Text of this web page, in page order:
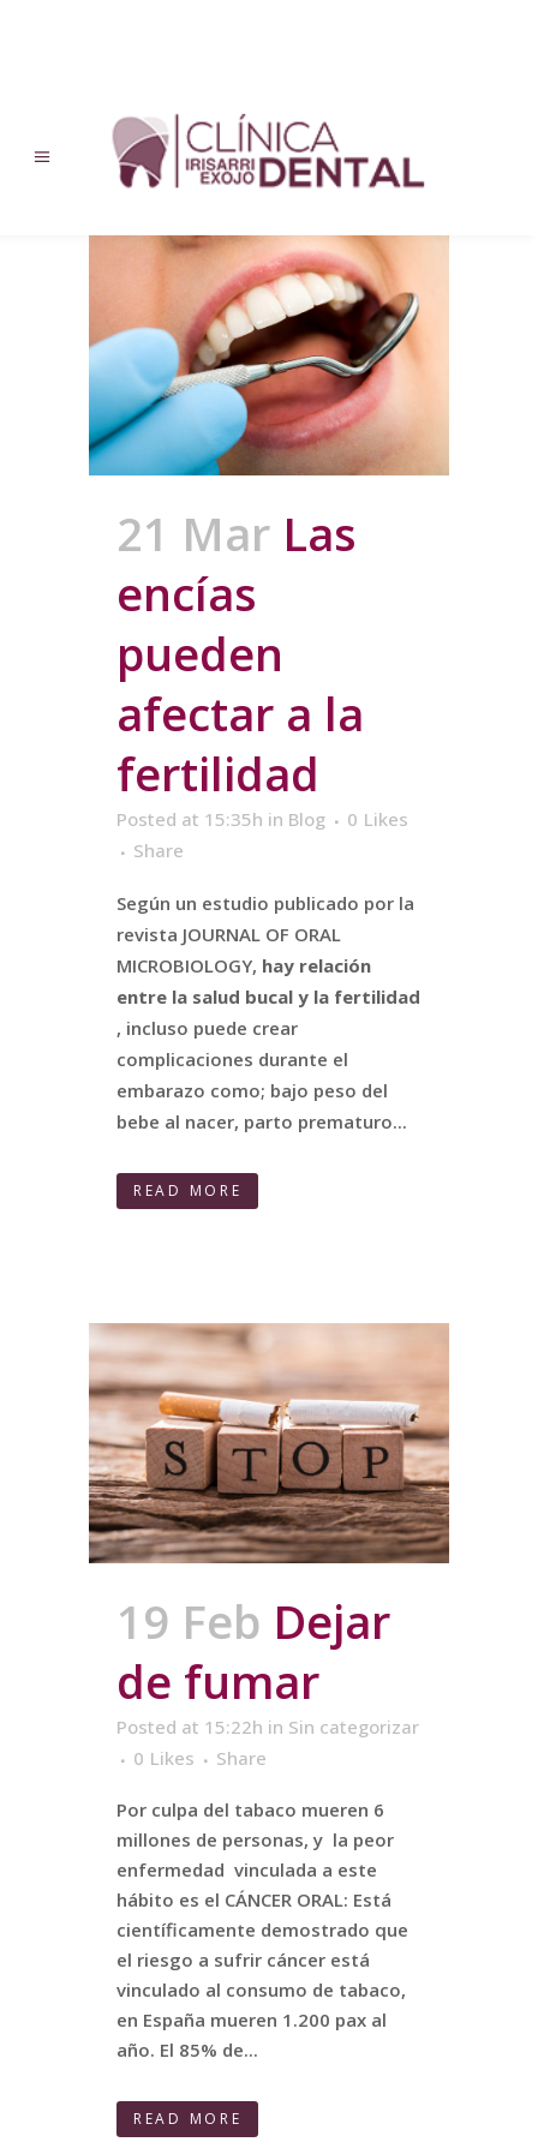
21 Mar Las
encías
pueden
afectar a la
fertilidad
Posted at 15:35h in Blog 0 Likes
Share
Según un estudio publicado por la
revista JOURNAL OF ORAL
MICROBIOLOGY, hay relación
entre la salud bucal y la fertilidad
, incluso puede crear
complicaciones durante el
embarazo como; bajo peso del
bebe al nacer, parto prematuro...
READ MORE
19 Feb Dejar
de fumar
Posted at 15:22h in Sin categorizar
0 Likes Share
Por culpa del tabaco mueren 6
millones de personas, y la peor
enfermedad vinculada a este
hábito es el CÁNCER ORAL: Está
científicamente demostrado que
el riesgo a sufrir cáncer está
vinculado al consumo de tabaco,
en España mueren 1.200 pax al
año. El 85% de...
READ MORE